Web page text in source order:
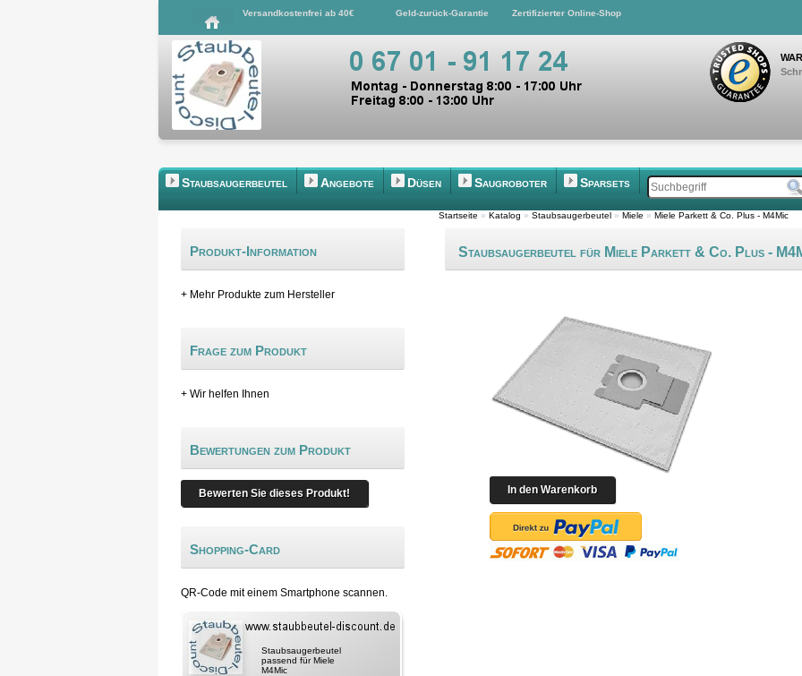
Versandkostenfrei ab 40€ Geld-zurück-Garantie Zertifizierter Online-Shop
Staubsaugerbeutel Angebote Düsen Saugroboter Sparsets
Startseite » Katalog » Staubsaugerbeutel » Miele » Miele Parkett & Co. Plus - M4Mic
Staubsaugerbeutel für Miele Parkett & Co. Plus -
Produkt-Information
+ Mehr Produkte zum Hersteller
Frage zum Produkt
+ Wir helfen Ihnen
Bewertungen zum Produkt
Bewerten Sie dieses Produkt!
Shopping-Card
QR-Code mit einem Smartphone scannen.
Staubsaugerbeutel
passend für Miele
M4Mic